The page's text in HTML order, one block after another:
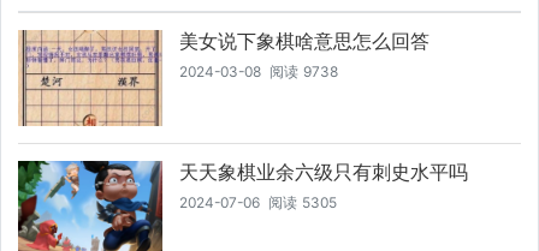
美女说下象棋啥意思怎么回答
2024-03-08 阅读 9738
天天象棋业余六级只有刺史水平吗
2024-07-06 阅读 5305